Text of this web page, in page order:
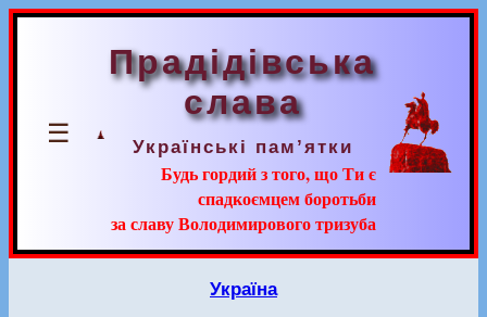
☰
Прадідівська
слава
Українські пам’ятки
Будь гордий з того, що Ти є
спадкоємцем боротьби
за славу Володимирового тризуба
Україна